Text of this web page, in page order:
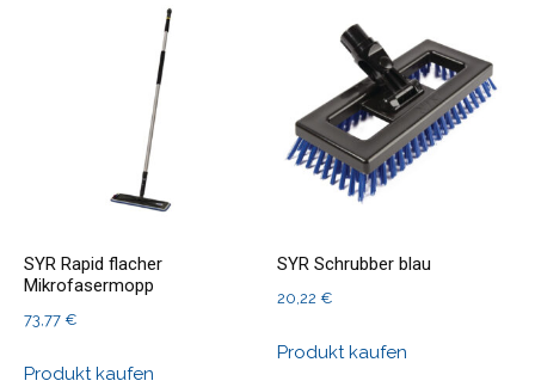
SYR Rapid flacher
Mikrofasermopp
73,77 €
Produkt kaufen
SYR Schrubber blau
20,22€
Produkt kaufen